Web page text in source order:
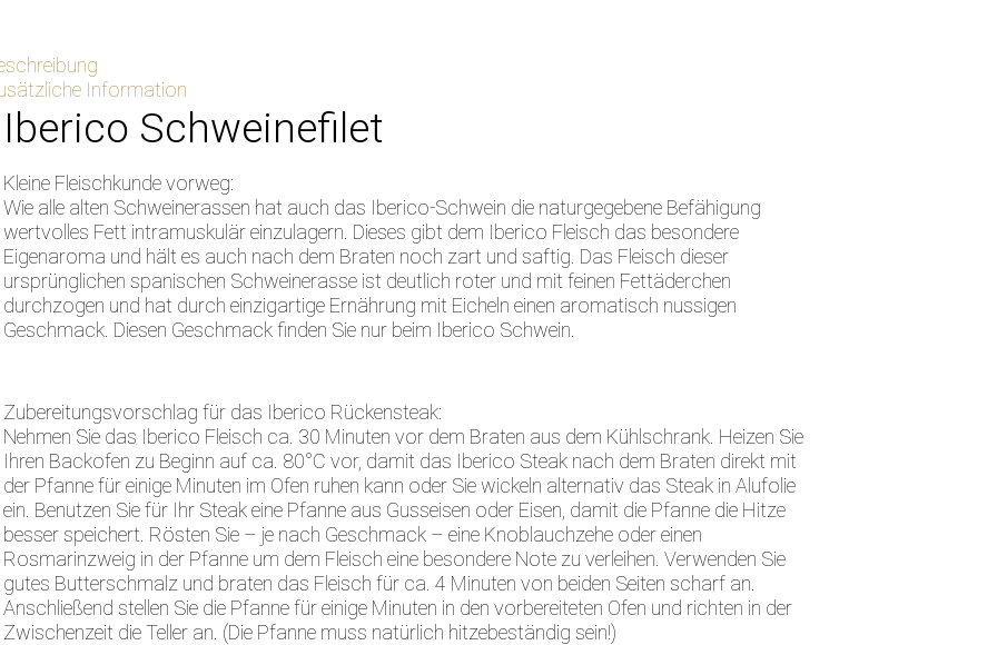
Information
Iberico Schweinefilet
Kleine Fleischkunde vorweg:
Wie alle alten Schweinerassen hat auch das Iberico-Schwein die naturgegebene Befähigung
wertvolles Fett intramuskulär einzulagern. Dieses gibt dem Iberico Fleisch das besondere
Eigenaroma und hält es auch nach dem Braten noch zart und saftig. Das Fleisch dieser
ursprünglichen spanischen Schweinerasse ist deutlich roter und mit feinen Fettäderchen
durchzogen und hat durch einzigartige Ernährung mit Eicheln einen aromatisch nussigen
Geschmack. Diesen Geschmack finden Sie nur beim Iberico Schwein.
Zubereitungsvorschlag für das Iberico Rückensteak:
Nehmen Sie das Iberico Fleisch ca. 30 Minuten vor dem Braten aus dem Kühlschrank. Heizen Sie
Ihren Backofen zu Beginn auf ca. 80°C vor, damit das Iberico Steak nach dem Braten direkt mit
der Pfanne für einige Minuten im Ofen ruhen kann oder Sie wickeln alternativ das Steak in Alufolie
ein. Benutzen Sie für Ihr Steak eine Pfanne aus Gusseisen oder Eisen, damit die Pfanne die Hitze
besser speichert. Rösten Sie – je nach Geschmack – eine Knoblauchzehe oder einen
Rosmarinzweig in der Pfanne um dem Fleisch eine besondere Note zu verleihen. Verwenden Sie
gutes Butterschmalz und braten das Fleisch für ca. 4 Minuten von beiden Seiten scharf an.
Anschließend stellen Sie die Pfanne für einige Minuten in den vorbereiteten Ofen und richten in der
Zwischenzeit die Teller an. (Die Pfanne muss natürlich hitzebeständig sein!)